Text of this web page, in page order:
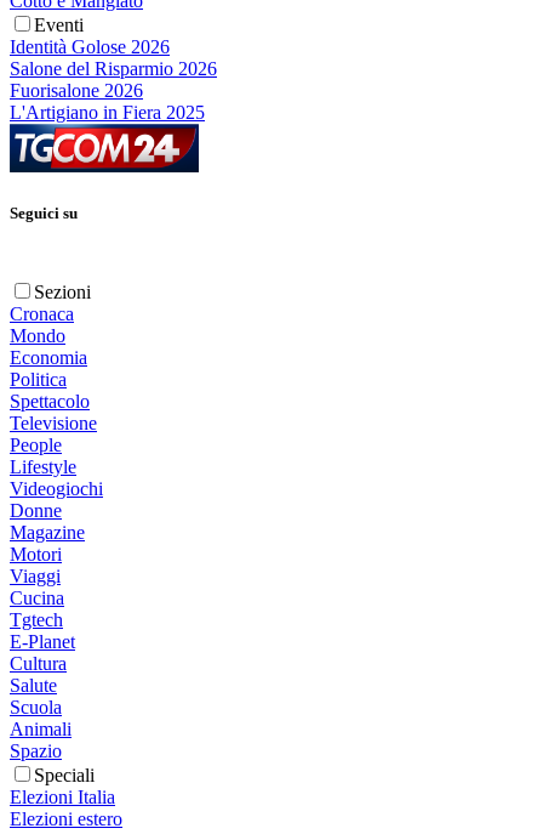
Eventi
Identità Golose 2026
Salone del Risparmio 2026
Fuorisalone 2026
L'Artigiano in Fiera 2025
Seguici su
Sezioni
Cronaca
Mondo
Economia
Politica
Spettacolo
Televisione
People
Lifestyle
Videogiochi
Donne
Magazine
Motori
Viaggi
Cucina
Tgtech
E-Planet
Cultura
Salute
Scuola
Animali
Spazio
Speciali
Elezioni Italia
Elezioni estero